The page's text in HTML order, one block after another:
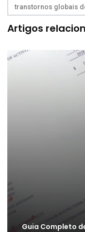
transtornos globais
Artigos
Guia Completo